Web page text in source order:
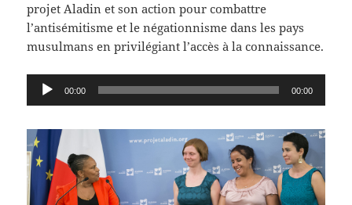
projet Aladin et son action pour combattre
l’antisémitisme et le négationnisme dans les pays
musulmans en privilégiant l’accès à la connaissance.
Lecteur
audio
00:00 00:00